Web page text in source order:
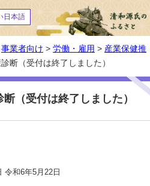
日本語
事業者向け > 労働・雇用 > 産業保健推
断（受付は終了しました）
（受付は終了しました）
和6年5月22日